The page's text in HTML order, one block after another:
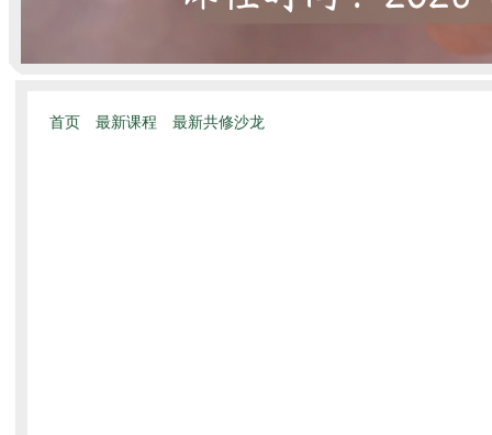
首页 最新课程 最新共修沙龙